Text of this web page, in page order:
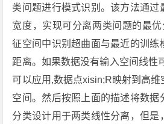
类问题进行模式识别。该方法通过
宽度，实现可分离两类问题的最
征空间中识别超曲面与最近的训练
距离。如果数据没有输入空间线性
可以应用,数据点xisin;R映射到高
空间。然后按照上面的描述将数据
分类设计用于两类线性分离，但是